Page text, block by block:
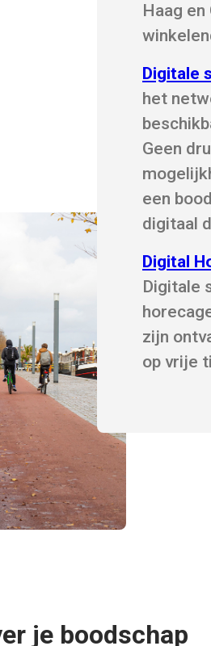
Haag
Digitale
het
Geen
een
digitaal
Digital
Digitale
zijn
op vrije
je boodschap